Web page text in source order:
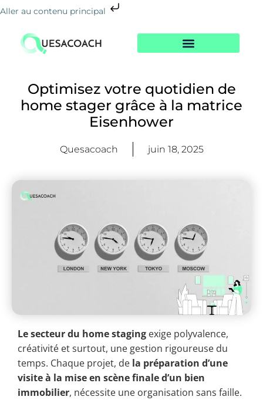
Aller au contenu principal
Optimisez votre quotidien de
home stager grâce à la matrice
Eisenhower
Quesacoach juin 18, 2025
Le secteur du home staging exige polyvalence,
créativité et surtout, une gestion rigoureuse du
temps. Chaque projet, de la préparation d’une
visite à la mise en scène finale d’un bien
immobilier, nécessite une organisation sans faille.